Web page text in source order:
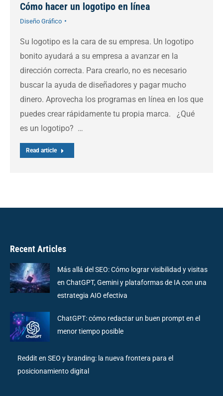
Cómo hacer un logotipo en línea
Diseño Gráfico
Su logotipo es la cara de su empresa. Un logotipo
bonito ayudará a su empresa a avanzar en la
dirección correcta. Para crearlo, no es necesario
buscar la ayuda de diseñadores y pagar mucho
dinero. Aprovecha los programas en línea en los que
puedes crear rápidamente tu propia marca. ¿Qué
es un logotipo? …
Read article
Recent Articles
Más allá del SEO: Cómo lograr visibilidad y visitas
en ChatGPT, Gemini y plataformas de IA con una
estrategia AIO efectiva
ChatGPT: cómo redactar un buen prompt en el
menor tiempo posible
Reddit en SEO y branding: la nueva frontera para el
posicionamiento digital